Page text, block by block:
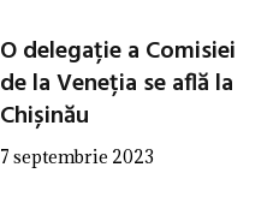
O delegație a Comisiei
de la Veneția se află la
Chișinău
7 septembrie 2023